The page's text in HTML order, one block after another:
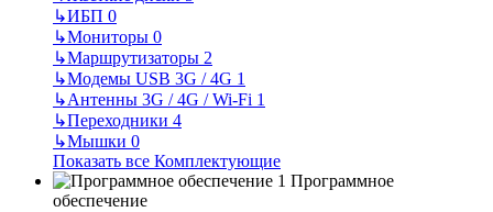
↳ИБП 0
↳Мониторы 0
↳Маршрутизаторы 2
↳Модемы USB 3G / 4G 1
↳Антенны 3G / 4G / Wi-Fi 1
↳Переходники 4
↳Мышки 0
Показать все Комплектующие
Программное
обеспечение